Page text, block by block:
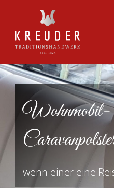
springen
Wohnmobil-
wenn einer eine